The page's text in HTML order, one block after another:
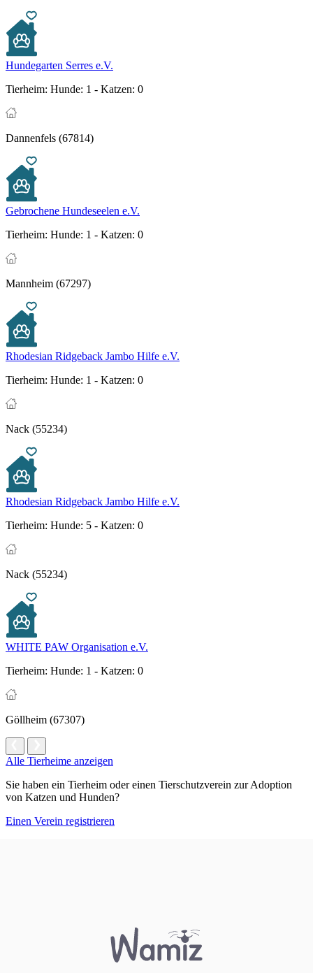
Hundegarten Serres e.V.
Tierheim: Hunde: 1 - Katzen: 0
Dannenfels (67814)
Gebrochene Hundeseelen e.V.
Tierheim: Hunde: 1 - Katzen: 0
Mannheim (67297)
Rhodesian Ridgeback Jambo Hilfe e.V.
Tierheim: Hunde: 1 - Katzen: 0
Nack (55234)
Rhodesian Ridgeback Jambo Hilfe e.V.
Tierheim: Hunde: 5 - Katzen: 0
Nack (55234)
WHITE PAW Organisation e.V.
Tierheim: Hunde: 1 - Katzen: 0
Göllheim (67307)
Alle Tierheime anzeigen
Sie haben ein Tierheim oder einen Tierschutzverein zur Adoption
von Katzen und Hunden?
Einen Verein registrieren